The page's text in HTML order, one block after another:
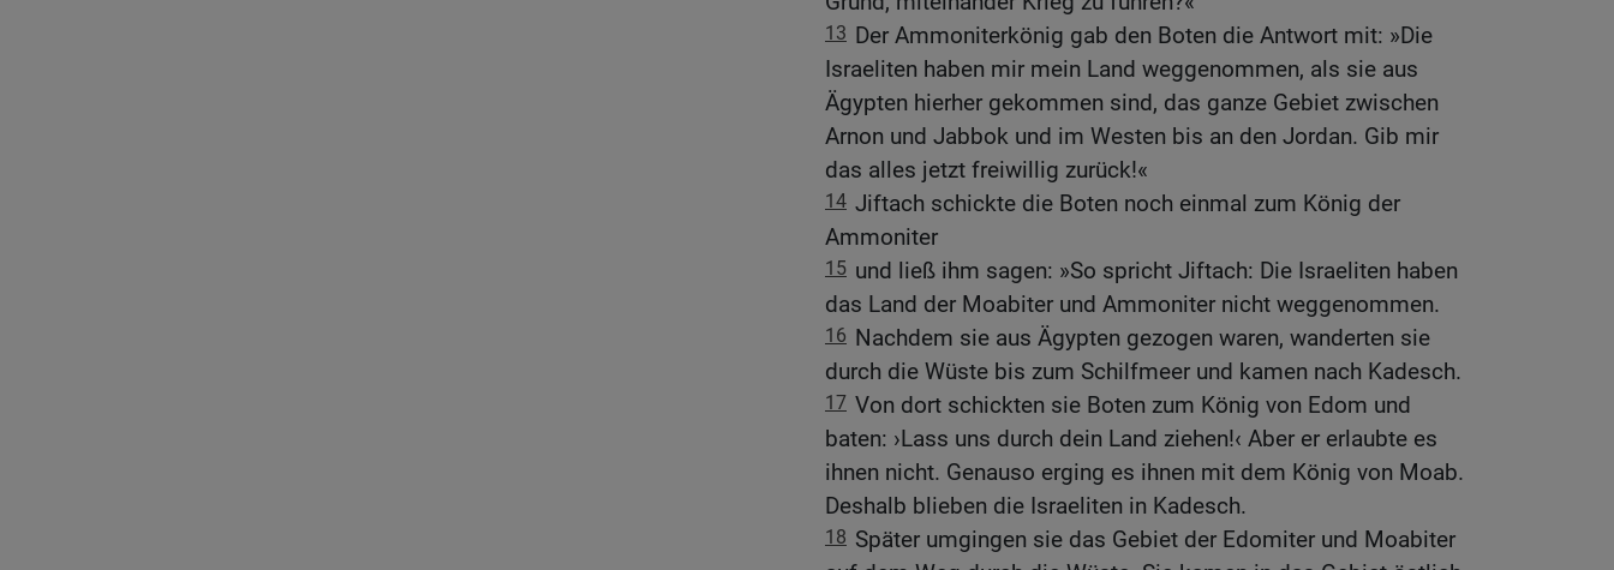
13 Der Ammoniterkönig gab den Boten die Antwort mit: »Die
Israeliten haben mir mein Land weggenommen, als sie aus
Ägypten hierher gekommen sind, das ganze Gebiet zwischen
Arnon und Jabbok und im Westen bis an den Jordan. Gib mir
das alles jetzt freiwillig zurück!«
14 Jiftach schickte die Boten noch einmal zum König der
Ammoniter
15 und ließ ihm sagen: »So spricht Jiftach: Die Israeliten haben
das Land der Moabiter und Ammoniter nicht weggenommen.
16 Nachdem sie aus Ägypten gezogen waren, wanderten sie
durch die Wüste bis zum Schilfmeer und kamen nach Kadesch.
17 Von dort schickten sie Boten zum König von Edom und
baten: ›Lass uns durch dein Land ziehen!‹ Aber er erlaubte es
ihnen nicht. Genauso erging es ihnen mit dem König von Moab.
Deshalb blieben die Israeliten in Kadesch.
18 Später umgingen sie das Gebiet der Edomiter und Moabiter